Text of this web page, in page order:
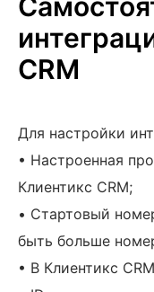
CRM
Для настройки
• Настроенная
Клиентикс CRM;
• Стартовый
быть больше
• В Клиентикс